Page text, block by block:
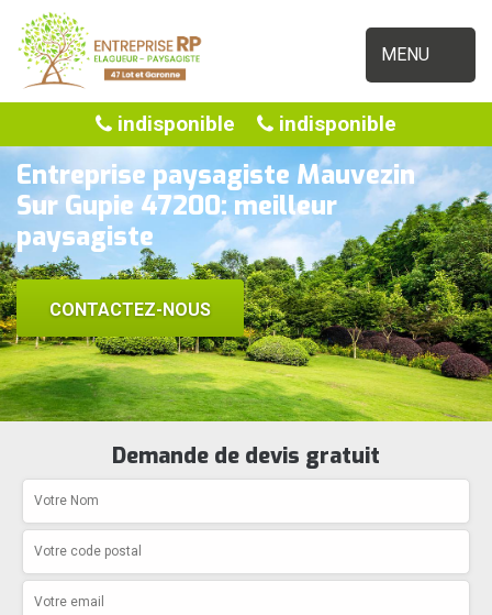
MENU
indisponible indisponible
Entreprise paysagiste Mauvezin
Sur Gupie 47200: meilleur
paysagiste
CONTACTEZ-NOUS
Demande de devis gratuit